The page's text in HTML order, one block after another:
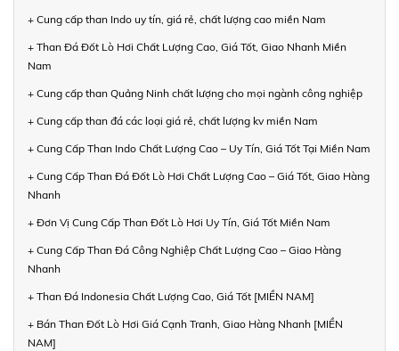
+ Cung cấp than Indo uy tín, giá rẻ, chất lượng cao miền Nam
+ Than Đá Đốt Lò Hơi Chất Lượng Cao, Giá Tốt, Giao Nhanh Miền
Nam
+ Cung cấp than Quảng Ninh chất lượng cho mọi ngành công nghiệp
+ Cung cấp than đá các loại giá rẻ, chất lượng kv miền Nam
+ Cung Cấp Than Indo Chất Lượng Cao – Uy Tín, Giá Tốt Tại Miền Nam
+ Cung Cấp Than Đá Đốt Lò Hơi Chất Lượng Cao – Giá Tốt, Giao Hàng
Nhanh
+ Đơn Vị Cung Cấp Than Đốt Lò Hơi Uy Tín, Giá Tốt Miền Nam
+ Cung Cấp Than Đá Công Nghiệp Chất Lượng Cao – Giao Hàng
Nhanh
+ Than Đá Indonesia Chất Lượng Cao, Giá Tốt [MIỀN NAM]
+ Bán Than Đốt Lò Hơi Giá Cạnh Tranh, Giao Hàng Nhanh [MIỀN
NAM]